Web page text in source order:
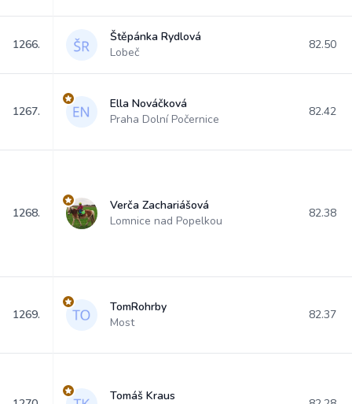
1266.
Štěpánka Rydlová
Lobeč
82.50
1267.
Ella Nováčková
Praha Dolní Počernice
82.42
1268.
Verča Zachariášová
Lomnice nad Popelkou
82.38
1269.
TomRohrby
Most
82.37
Tomáš Kraus